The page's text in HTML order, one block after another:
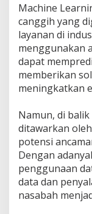
Machine
canggih yang
layanan di
menggunakan
dapat
memberikan
meningkatkan
Namun, di
ditawarkan
potensi
Dengan
penggunaan
data dan
nasabah